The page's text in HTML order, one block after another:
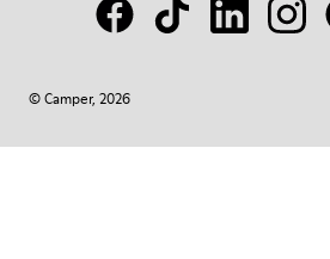
© Camper, 2026